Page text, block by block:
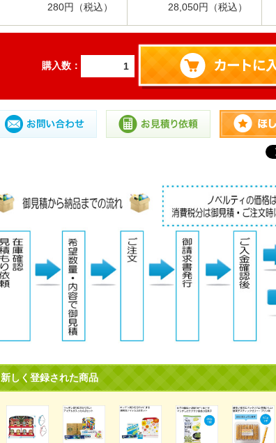
280円（税込） 28,050円（税込）
購入数：
新しく登録された商品